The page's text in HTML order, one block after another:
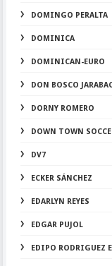
DOMINGO PERALTA
DOMINICA
DOMINICAN-EURO
DON BOSCO
DORNY ROMERO
DOWN TOWN
DV7
ECKER SÁNCHEZ
EDARLYN REYES
EDGAR PUJOL
EDIPO RODRIGUEZ